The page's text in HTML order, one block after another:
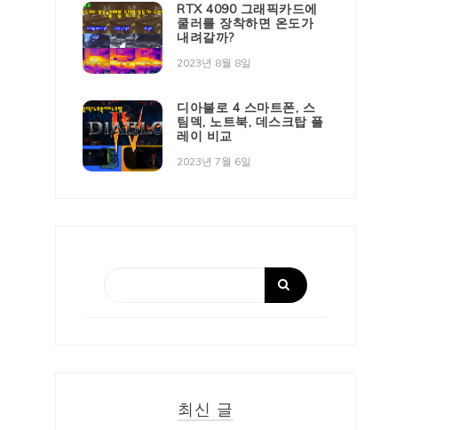
RTX 4090 그래픽카드에
쿨러를 장착하면 온도가
내려갈까?
2023년 8월 8일
디아블로 4 스마트폰, 스
팀덱, 노트북, 데스크탑 플
레이 비교
2023년 7월 6일
최신 글